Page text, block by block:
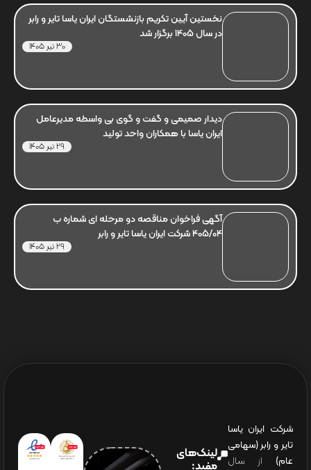
نخستین آیین تکریم بازنشستگان ایران یاسا تایر و رابر
در سال 1405 برگزار شد
30 تیر 1405
دیدار صمیمی و گفت و گوی بی واسطه مدیرعامل
ایران یاسا با همکاران واحد تولید
29 تیر 1405
آگهی فراخوان مناقصه دو مرحله ای شماره ب
405/04 شرکت ایران یاسا تایر و رابر
29 تیر 1405
شرکت ایران یاسا
تایر و رابر (سهامی
عام) از سال
لینک‌های
مفید: